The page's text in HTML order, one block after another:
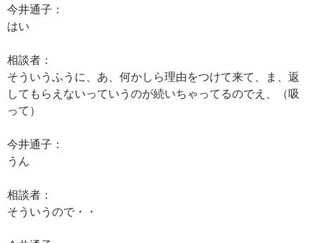
今井通子：
はい
相談者：
そういうふうに、あ、何かしら理由をつけて来て、ま、返
してもらえないっていうのが続いちゃってるのでえ、（吸
って）
今井通子：
うん
相談者：
そういうので・・